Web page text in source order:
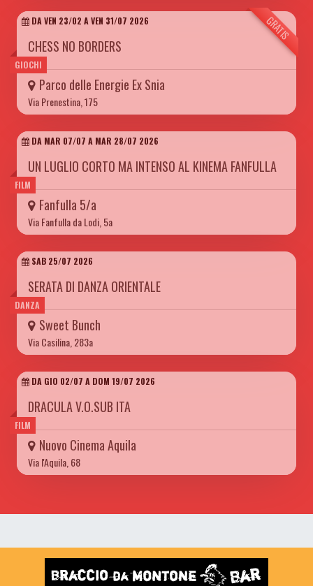
GIOCHI
GRATIS
DA VEN 23/02 A VEN 31/07 2026
CHESS NO BORDERS
Parco delle Energie Ex Snia
Via Prenestina, 175
FILM
DA MAR 07/07 A MAR 28/07 2026
UN LUGLIO CORTO MA INTENSO AL KINEMA FANFULLA
Fanfulla 5/a
Via Fanfulla da Lodi, 5a
DANZA
SAB 25/07 2026
SERATA DI DANZA ORIENTALE
Sweet Bunch
Via Casilina, 283a
FILM
DA GIO 02/07 A DOM 19/07 2026
DRACULA V.O.SUB ITA
Nuovo Cinema Aquila
Via l'Aquila, 68